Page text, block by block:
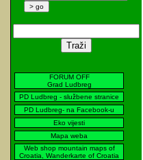
FORUM OFF
Grad Ludbreg
PD Ludbreg - službene stranice
PD Ludbreg- na Facebook-u
Eko vijesti
Mapa weba
Web shop mountain maps of
Croatia, Wanderkarte of Croatia